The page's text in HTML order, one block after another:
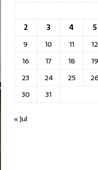
2
3 4 5
9
10 11 12
16
17 18 19
23
24 25 26
30
31
« Jul